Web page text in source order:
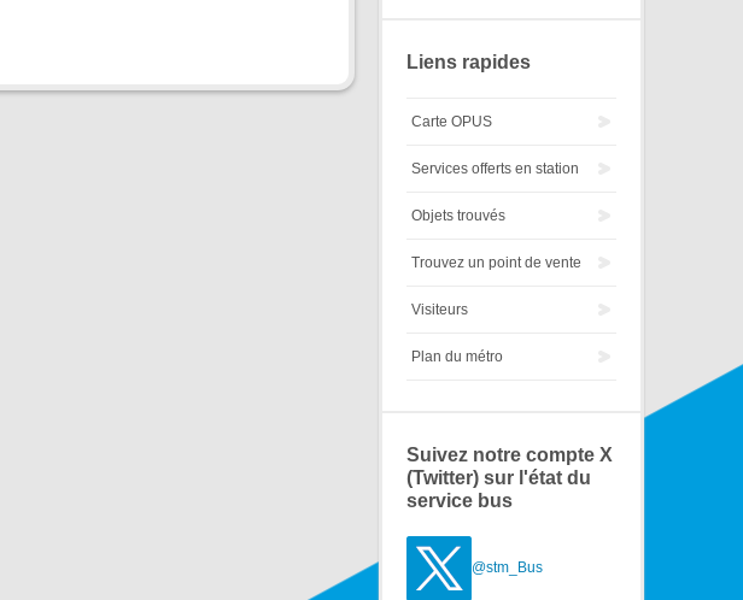
Liens rapides
Carte OPUS
Services offerts en station
Objets trouvés
Trouvez un point de vente
Visiteurs
Plan du métro
Suivez notre compte X
(Twitter) sur l'état du
service bus
@stm_Bus